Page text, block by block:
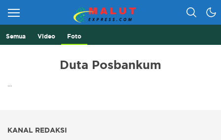
Malut Express
Berita Lebih Cepat
Semua Video Foto
Duta Posbankum
KANAL REDAKSI